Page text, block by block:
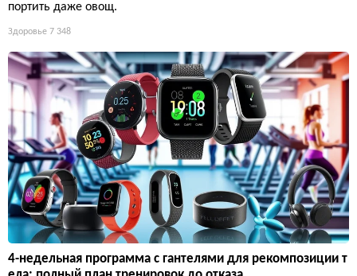
портить даже овощ.
Здоровье 7 348
4-недельная программа с гантелями для рекомпозиции т